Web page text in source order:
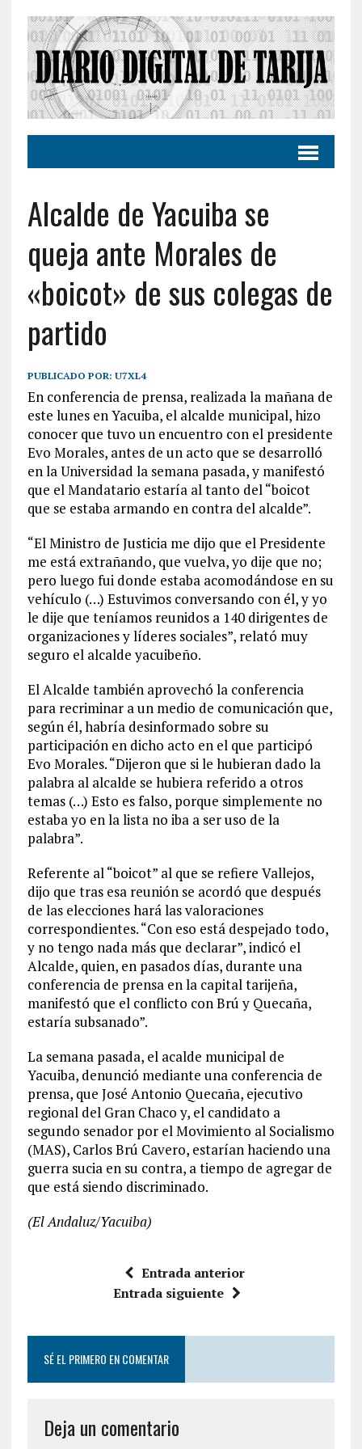
Alcalde de Yacuiba se
queja ante Morales de
«boicot» de sus colegas de
partido
PUBLICADO POR: U7XL4
En conferencia de prensa, realizada la mañana de
este lunes en Yacuiba, el alcalde municipal, hizo
conocer que tuvo un encuentro con el presidente
Evo Morales, antes de un acto que se desarrolló
en la Universidad la semana pasada, y manifestó
que el Mandatario estaría al tanto del “boicot
que se estaba armando en contra del alcalde”.
“El Ministro de Justicia me dijo que el Presidente
me está extrañando, que vuelva, yo dije que no;
pero luego fui donde estaba acomodándose en su
vehículo (…) Estuvimos conversando con él, y yo
le dije que teníamos reunidos a 140 dirigentes de
organizaciones y líderes sociales”, relató muy
seguro el alcalde yacuibeño.
El Alcalde también aprovechó la conferencia
para recriminar a un medio de comunicación que,
según él, habría desinformado sobre su
participación en dicho acto en el que participó
Evo Morales. “Dijeron que si le hubieran dado la
palabra al alcalde se hubiera referido a otros
temas (…) Esto es falso, porque simplemente no
estaba yo en la lista no iba a ser uso de la
palabra”.
Referente al “boicot” al que se refiere Vallejos,
dijo que tras esa reunión se acordó que después
de las elecciones hará las valoraciones
correspondientes. “Con eso está despejado todo,
y no tengo nada más que declarar”, indicó el
Alcalde, quien, en pasados días, durante una
conferencia de prensa en la capital tarijeña,
manifestó que el conflicto con Brú y Quecaña,
estaría subsanado”.
La semana pasada, el acalde municipal de
Yacuiba, denunció mediante una conferencia de
prensa, que José Antonio Quecaña, ejecutivo
regional del Gran Chaco y, el candidato a
segundo senador por el Movimiento al Socialismo
(MAS), Carlos Brú Cavero, estarían haciendo una
guerra sucia en su contra, a tiempo de agregar de
que está siendo discriminado.
(El Andaluz/Yacuiba)
Entrada anterior
Entrada siguiente
SÉ EL PRIMERO EN COMENTAR
Deja un comentario